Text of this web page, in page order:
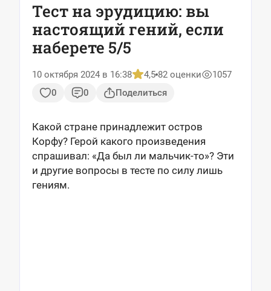
Тест на эрудицию: вы
настоящий гений, если
наберете 5/5
10 октября 2024 в 16:38 4,5 82 оценки
1057
0
0 Поделиться
Какой стране принадлежит остров
Корфу? Герой какого произведения
спрашивал: «Да был ли мальчик-то»? Эти
и другие вопросы в тесте по силу лишь
гениям.